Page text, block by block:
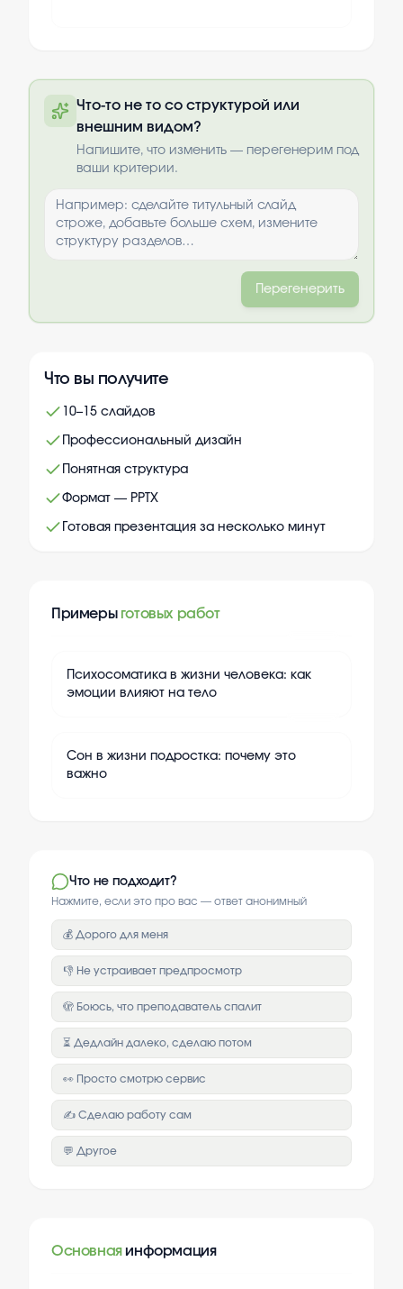
по почте после оплаты
Что-то не то со структурой или
внешним видом?
Напишите, что изменить — перегенерим под
ваши критерии.
Перегенерить
Что вы получите
10–15 слайдов
Профессиональный дизайн
Понятная структура
Формат — PPTX
Готовая презентация за несколько минут
Примеры готовых работ
Психосоматика в жизни человека: как
эмоции влияют на тело
Сон в жизни подростка: почему это
важно
Что не подходит?
Нажмите, если это про вас — ответ анонимный
💰 Дорого для меня
👎 Не устраивает предпросмотр
🫣 Боюсь, что преподаватель спалит
⏳ Дедлайн далеко, сделаю потом
👀 Просто смотрю сервис
✍️ Сделаю работу сам
💬 Другое
Основная информация